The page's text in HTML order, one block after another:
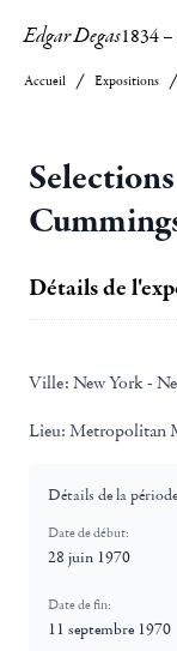
Edgar Degas1834–
Accueil Expositions
Détails de
Ville: New York -
Lieu: Metropolitan
Détails de la période
Date de début:
28 juin 1970
Date de fin:
11 septembre 1970